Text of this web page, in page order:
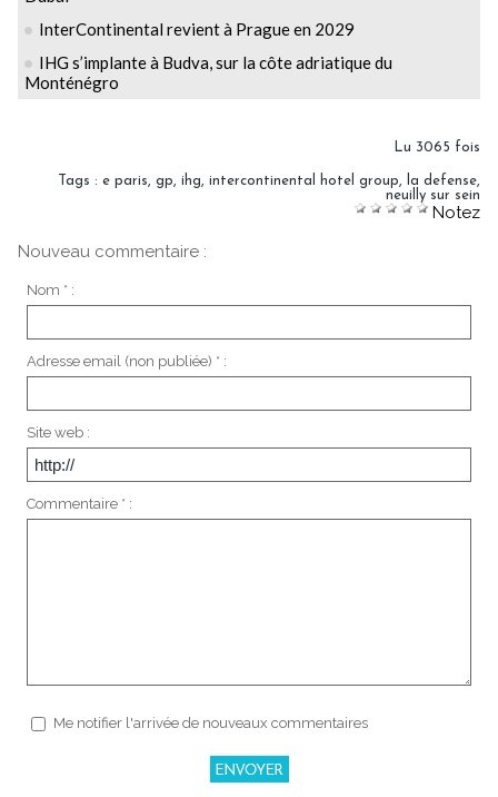
InterContinental revient à Prague en 2029
IHG s’implante à Budva, sur la côte adriatique du
Monténégro
Lu 3065 fois
Tags : e paris, gp, ihg, intercontinental hotel group, la defense,
neuilly sur sein
Notez
Nouveau commentaire :
Nom * :
Adresse email (non publiée) * :
Site web :
Commentaire * :
Me notifier l'arrivée de nouveaux commentaires